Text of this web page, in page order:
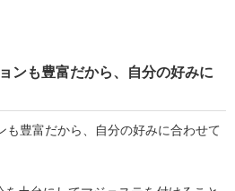
ンも豊富だから、自分の好みに